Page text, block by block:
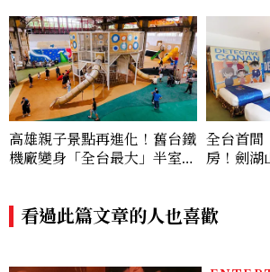
高雄親子景點再進化！舊台鐵
機廠變身「全台最大」半室內
全台首間
房！劍湖
看過此篇文章的人也喜歡